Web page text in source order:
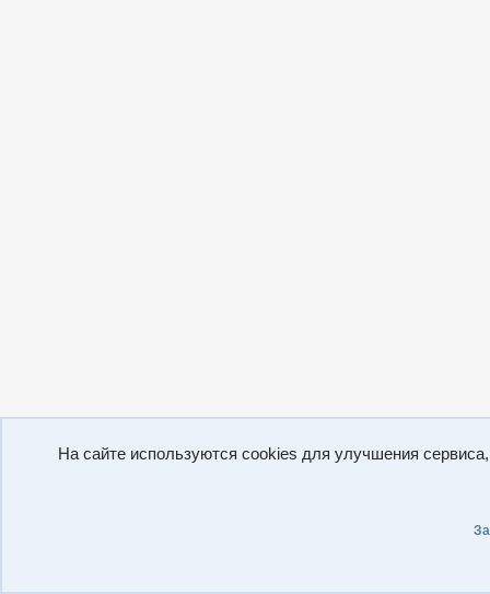
На сайте используются cookies для улучшения